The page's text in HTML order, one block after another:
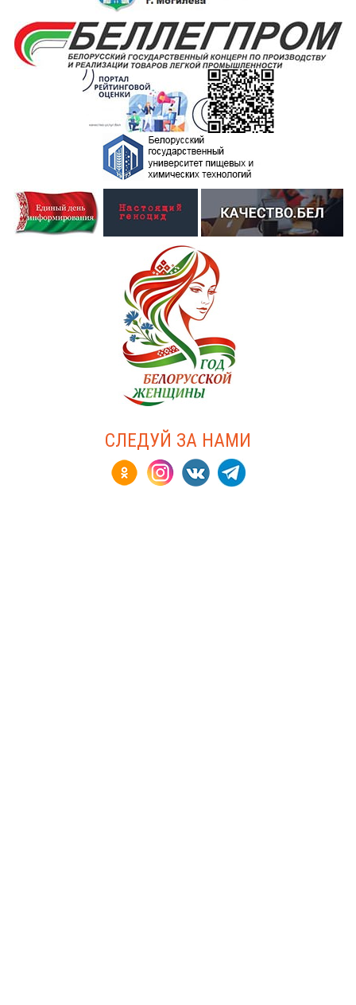
СЛЕДУЙ ЗА НАМИ